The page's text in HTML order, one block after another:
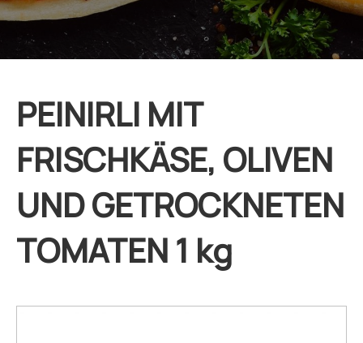
PEINIRLI MIT
FRISCHKÄSE, OLIVEN
UND GETROCKNETEN
TOMATEN 1 kg